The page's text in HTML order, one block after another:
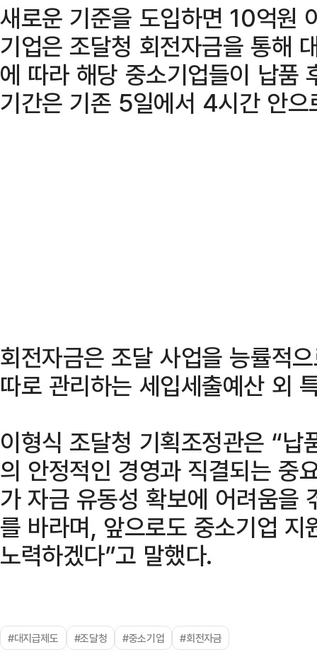
새로운 기준을 도입하면 10억원
기업은 조달청 회전자금을 통해
에 따라 해당 중소기업들이 납품
기간은 기존 5일에서 4시간 안
회전자금은 조달 사업을 능률적
따로 관리하는 세입세출예산 외
이형식 조달청 기획조정관은 “
의 안정적인 경영과 직결되는 중
가 자금 유동성 확보에 어려움을
를 바라며, 앞으로도 중소기업
노력하겠다”고 말했다.
#대지급제도 #조달청 #중소기업 #회전자금